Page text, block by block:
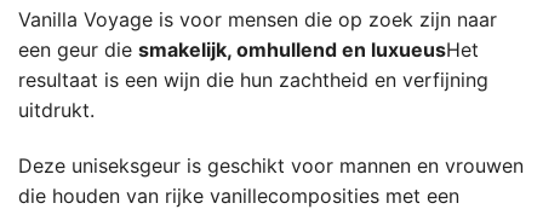
Vanilla Voyage is voor mensen die op zoek zijn naar
een geur die smakelijk, omhullend en luxueusHet
resultaat is een wijn die hun zachtheid en verfijning
uitdrukt.
Deze uniseksgeur is geschikt voor mannen en vrouwen
die houden van rijke vanillecomposities met een